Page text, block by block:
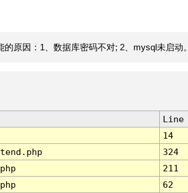
原因：1、数据库密码不对; 2、mysql未启动。
Line
14
324
211
62